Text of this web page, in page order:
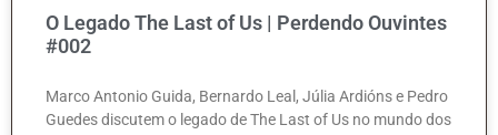
O Legado The Last of Us | Perdendo Ouvintes
#002
Marco Antonio Guida, Bernardo Leal, Júlia Ardións e Pedro
Guedes discutem o legado de The Last of Us no mundo dos